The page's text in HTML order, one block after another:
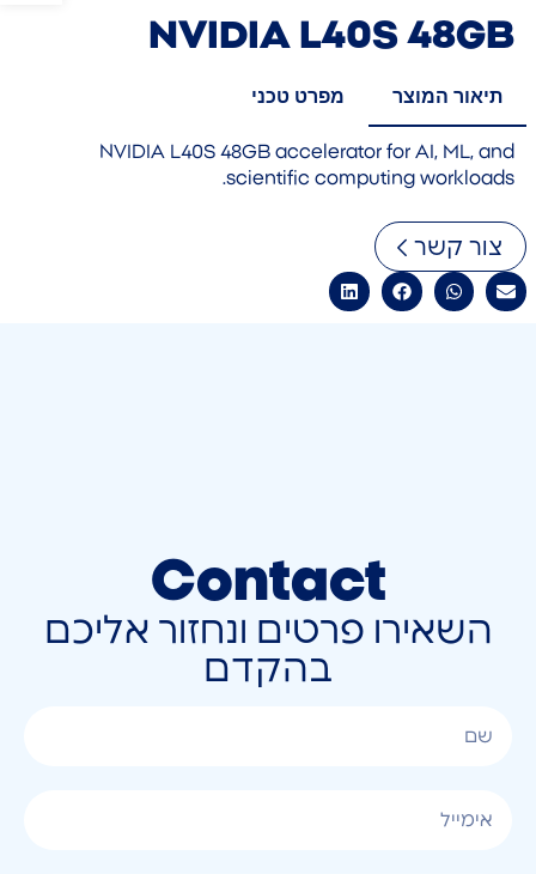
NVIDIA L40S 48GB
תיאור המוצר מפרט טכני
NVIDIA L40S 48GB accelerator for AI, ML, and
scientific computing workloads.
צור קשר
Contact
השאירו פרטים ונחזור אליכם
בהקדם